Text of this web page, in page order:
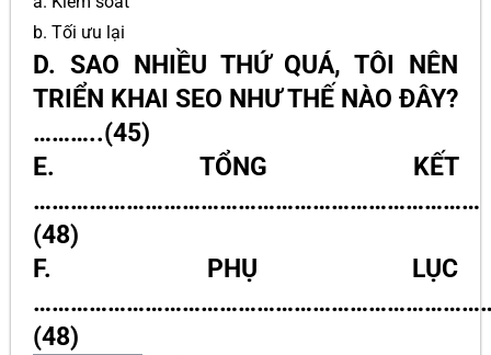
b. Tối ưu lại
D. SAO NHIỀU THỨ QUÁ, TÔI NÊN
TRIỂN KHAI SEO NHƯ THẾ NÀO ĐÂY?
………..(45)
E. TỔNG KẾT
………………………………………………………………
(48)
F. PHỤ LỤC
(48)